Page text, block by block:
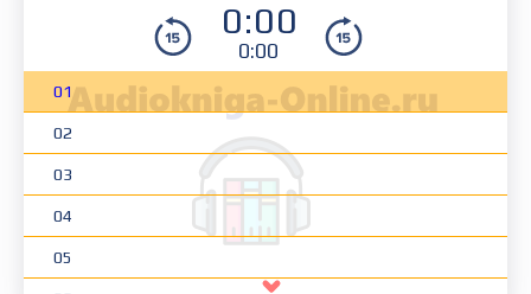
0:00
0:00
01
02
03
04
05